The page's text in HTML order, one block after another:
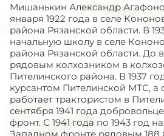
Мишанькин Александр
января 1922 года в селе
района Рязанской области. В
начальную школу в селе
района Рязанской области. До
рядовым колхозником в
Пителинского района. В 1937
курсантом Пителинской МТС, а с
работает трактористом в
сентября 1941 года
фронт. С 1941 года по 1943 год
Западном фронте рядовым 188